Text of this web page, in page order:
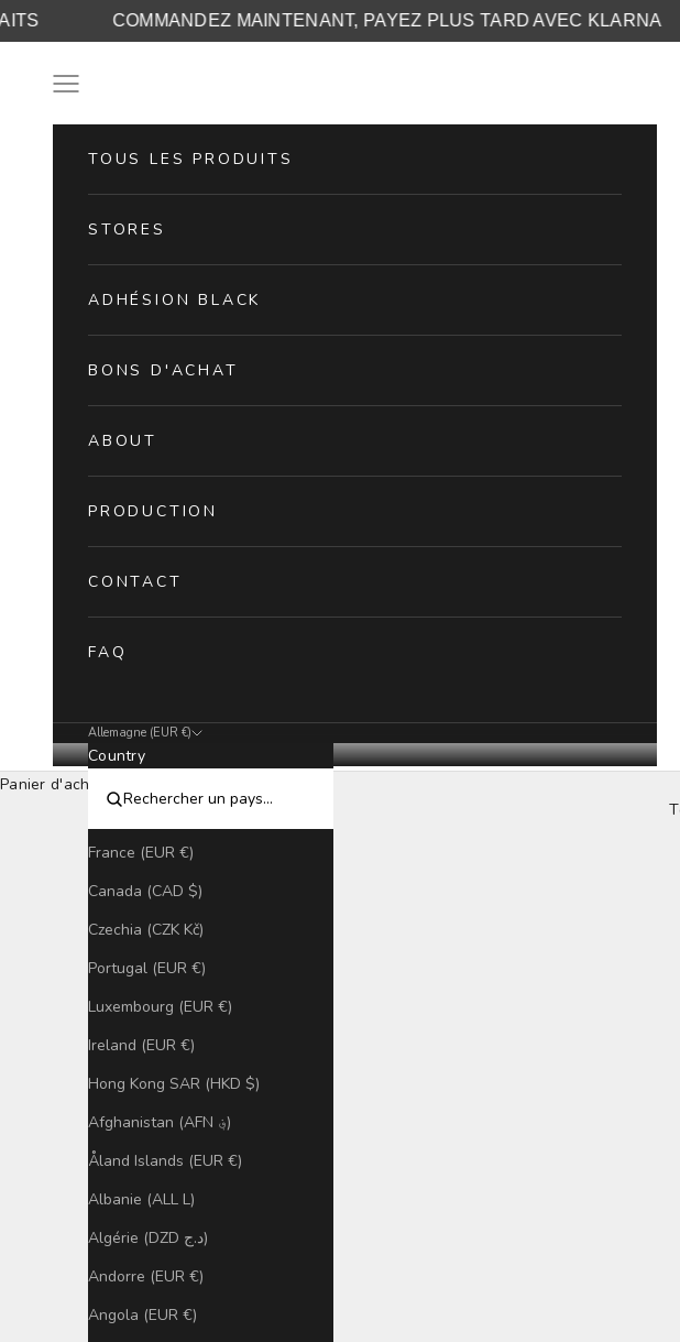
SATISFAITS COMMANDEZ MAINTENANT, PAYEZ PLUS TARD AVEC
Navigation menu
TOUS LES PRODUITS
STORES
ADHÉSION BLACK
BONS D'ACHAT
ABOUT
PRODUCTION
CONTACT
FAQ
Allemagne (EUR €)
Country
France (EUR €)
Canada (CAD $)
Czechia (CZK Kč)
Portugal (EUR €)
Luxembourg (EUR €)
Ireland (EUR €)
Hong Kong SAR (HKD $)
Afghanistan (AFN ؋)
Åland Islands (EUR €)
Albanie (ALL L)
Algérie (DZD د.ج)
Andorre (EUR €)
Angola (EUR €)
Panier d'achat